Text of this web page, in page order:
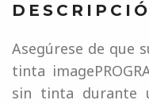
Asegúrese de que
tinta
sin tinta durante